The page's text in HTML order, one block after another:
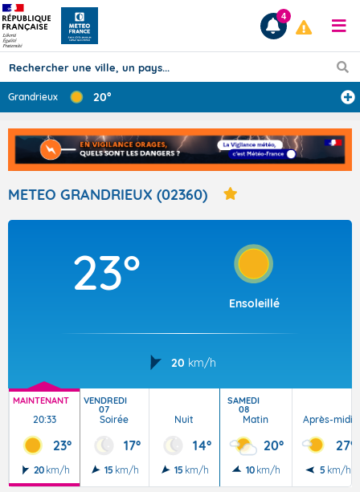
Prévisions
TOUS LES RÉSULTATS
Articles
4
Grandrieux 20°
METEO GRANDRIEUX (02360)
23°
Ensoleillé
20 km/h
MAINTENANT
20:33
23°
20 km/h
VENDREDI
07
Soirée
17°
15 km/h
Nuit
14°
15 km/h
SAMEDI
08
Matin
20°
10 km/h
Après-midi
27°
5 km/h